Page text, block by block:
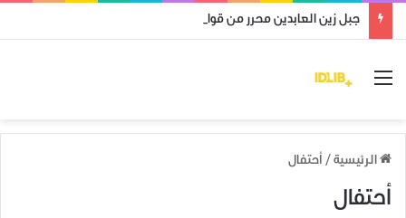
جبل زين العابدين محرر من قوات النظام وميليشياته
القائمة
الرئيسية / أحتفال
أحتفال